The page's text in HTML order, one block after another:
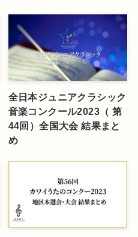
全日本ジュニアクラシック
音楽コンクール2023（ 第
44回）全国大会 結果まと
め